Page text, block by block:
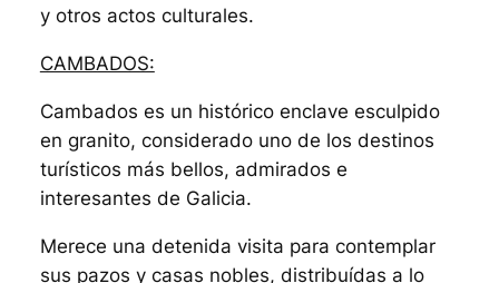
y otros actos culturales.
CAMBADOS:
Cambados es un histórico enclave esculpido
en granito, considerado uno de los destinos
turísticos más bellos, admirados e
interesantes de Galicia.
Merece una detenida visita para contemplar
sus pazos y casas nobles, distribuídas a lo